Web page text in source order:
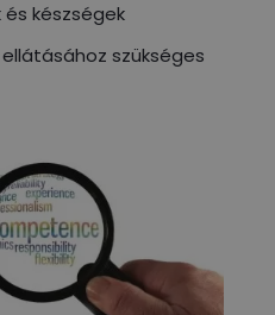
készségek
szükséges